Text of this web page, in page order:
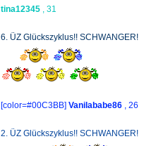
tina12345 , 31
6. ÜZ Glückszyklus!! SCHWANGER!
[color=#00C3BB] Vanilababe86 , 26
2. ÜZ Glückszyklus!! SCHWANGER!